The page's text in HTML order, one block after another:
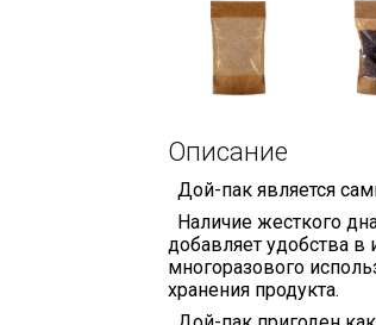
Описание
Дой-пак является
Наличие жесткого
добавляет удобства в
многоразового
хранения продукта.